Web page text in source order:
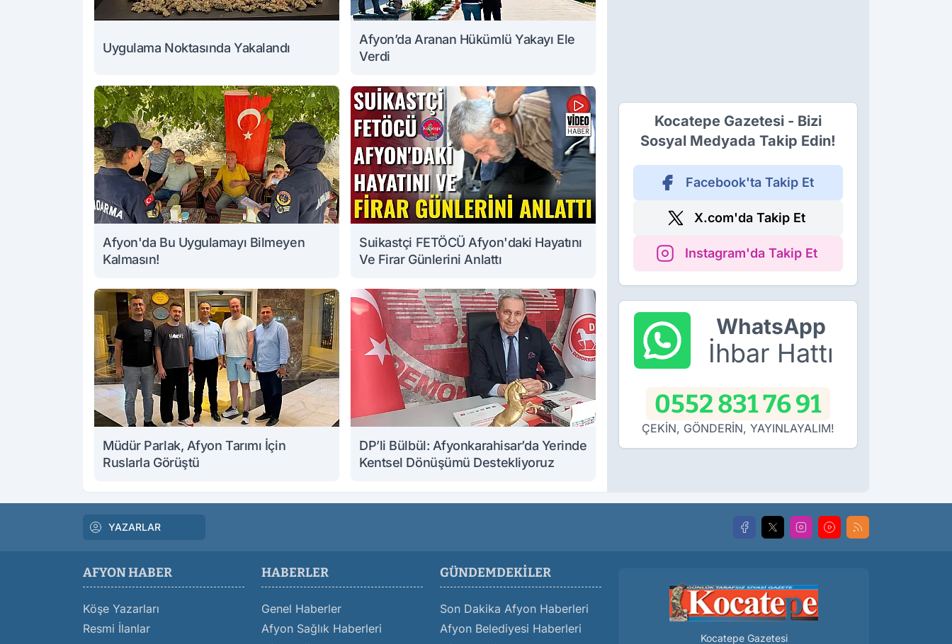
Uygulama Noktasında Yakalandı
Afyon’da Aranan Hükümlü Yakayı Ele
Verdi
Afyon'da Bu Uygulamayı Bilmeyen
Kalmasın!
Suikastçi FETÖCÜ Afyon'daki Hayatını
Ve Firar Günlerini Anlattı
Müdür Parlak, Afyon Tarımı İçin
Ruslarla Görüştü
DP’li Bülbül: Afyonkarahisar’da Yerinde
Kentsel Dönüşümü Destekliyoruz
Kocatepe Gazetesi - Bizi
Sosyal Medyada Takip Edin!
Facebook'ta Takip Et
X.com'da Takip Et
Instagram'da Takip Et
WhatsApp
İhbar Hattı
0552 831 76 91
ÇEKİN, GÖNDERİN, YAYINLAYALIM!
YAZARLAR
AFYON HABER
Köşe Yazarları
Resmi İlanlar
HABERLER
Genel Haberler
Afyon Sağlık Haberleri
GÜNDEMDEKILER
Son Dakika Afyon Haberleri
Afyon Belediyesi Haberleri
Kocatepe Gazetesi